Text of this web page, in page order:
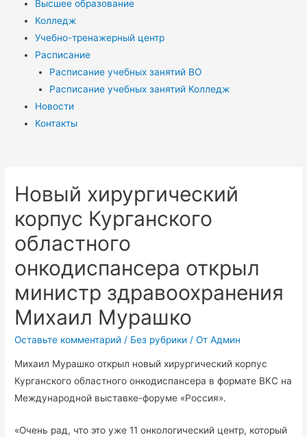
Высшее образование
Колледж
Учебно-тренажерный центр
Расписание
Расписание учебных занятий ВО
Расписание учебных занятий Колледж
Новости
Контакты
Новый хирургический
корпус Курганского
областного
онкодиспансера открыл
министр здравоохранения
Михаил Мурашко
Оставьте комментарий / Без рубрики / От Админ
Михаил Мурашко открыл новый хирургический корпус
Курганского областного онкодиспансера в формате ВКС на
Международной выставке-форуме «Россия».
«Очень рад, что это уже 11 онкологический центр, который